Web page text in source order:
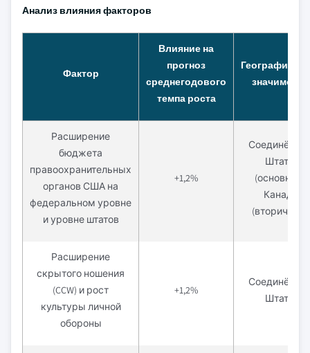
Анализ влияния факторов
Фактор
Влияние на
прогноз
среднегодового
темпа роста
значимость
Расширение
бюджета
правоохранительных
органов США на
федеральном уровне
и уровне штатов
+1,2%
Штаты
(основной),
Канада
(вторичный)
Расширение
скрытого ношения
(CCW) и рост
культуры личной
обороны
+1,2%
Штаты